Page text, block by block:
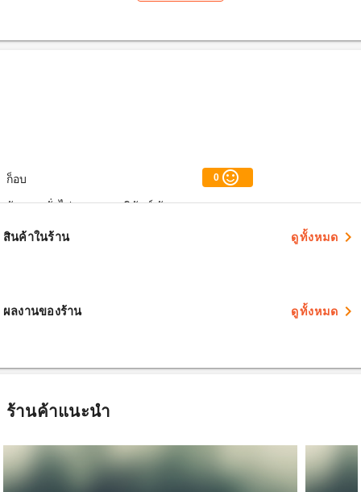
ก็อบ
รับเหมาทั่วไป ออกแบบภูมิทัศน์ จัดสวน
0 sentiment_satisfied_alt
สินค้าในร้าน ดูทั้งหมด navigate_next
ผลงานของร้าน ดูทั้งหมด navigate_next
ร้านค้าแนะนำ